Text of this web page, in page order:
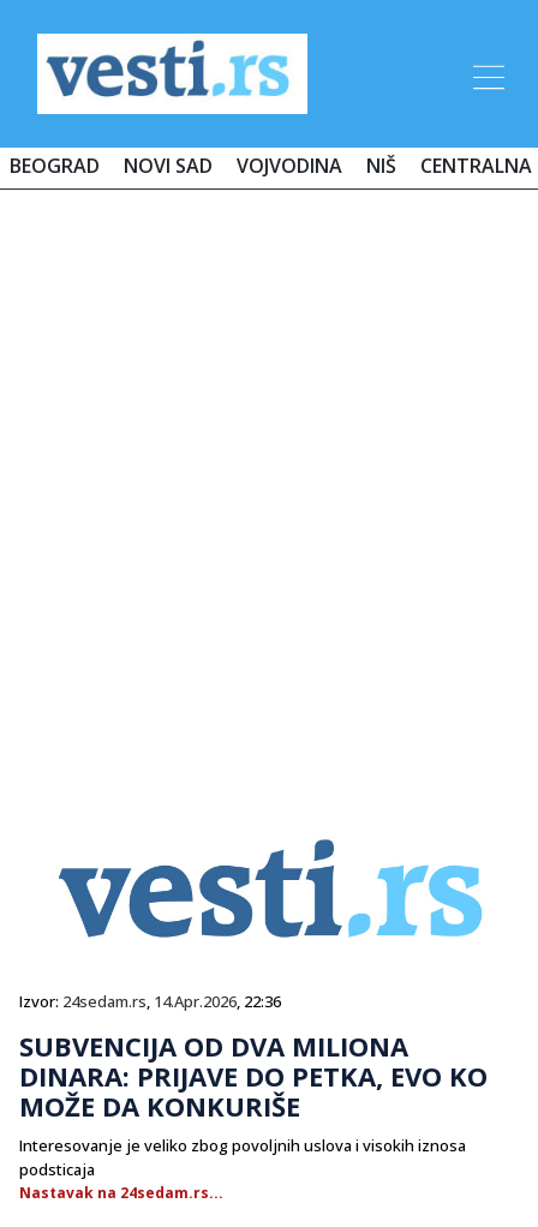
BEOGRAD NOVI SAD VOJVODINA NIŠ CENTRALNA
Izvor: 24sedam.rs, 14.Apr.2026, 22:36
SUBVENCIJA OD DVA MILIONA
DINARA: PRIJAVE DO PETKA, EVO KO
MOŽE DA KONKURIŠE
Interesovanje je veliko zbog povoljnih uslova i visokih iznosa
podsticaja
Nastavak na 24sedam.rs...